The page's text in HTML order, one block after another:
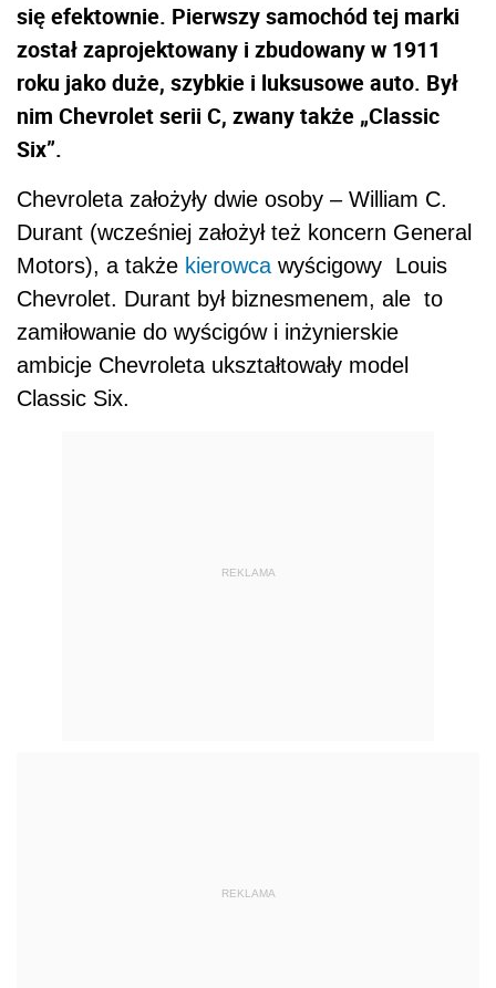
się efektownie. Pierwszy samochód tej marki
został zaprojektowany i zbudowany w 1911
roku jako duże, szybkie i luksusowe auto. Był
nim Chevrolet serii C, zwany także „Classic
Six”.
Chevroleta założyły dwie osoby – William C.
Durant (wcześniej założył też koncern General
Motors), a także kierowca wyścigowy Louis
Chevrolet. Durant był biznesmenem, ale to
zamiłowanie do wyścigów i inżynierskie
ambicje Chevroleta ukształtowały model
Classic Six.
REKLAMA
REKLAMA